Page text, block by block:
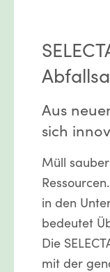
Aus
sich
Müll
in den
bedeutet
Die
mit der